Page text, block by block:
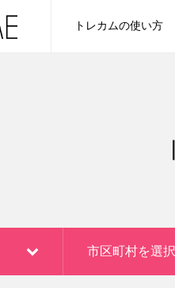
トレカムの使い方
市区町村を選択